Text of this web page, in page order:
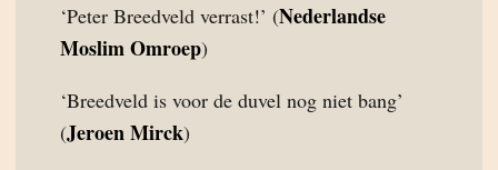
‘Peter Breedveld verrast!’ (Nederlandse
Moslim Omroep)
‘Breedveld is voor de duvel nog niet bang’
(Jeroen Mirck)